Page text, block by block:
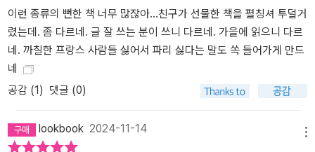
이런 종류의 뻔한 책 너무 많잖아...친구가 선물한 책을 펼칭셔 투덜거
렸는데. 좀 다르네. 글 잘 쓰는 분이 쓰니 다르네. 가을에 읽으니 다르
네. 까칠한 프랑스 사람들 싫어서 파리 싫다는 말도 쏙 들어가게 만드
네
공감 (1 ) 댓글 (0)
lookbook 2024-11-14